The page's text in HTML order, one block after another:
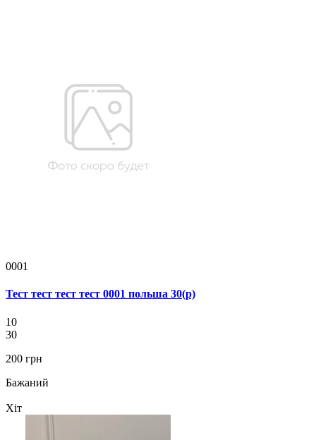
0001
Тест тест тест тест 0001 польша 30(р)
10
30
200 грн
Бажаний
Хіт